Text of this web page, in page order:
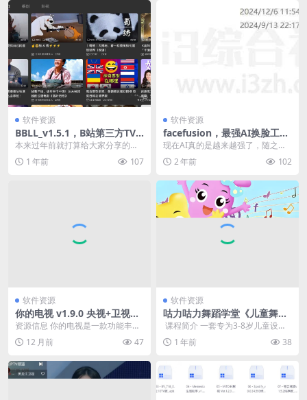
软件资源
BBLL_v1.5.1，B站第三方TV
版，最高可达8K画质
本来过年前就打算给大家分享的，
不过突然吃了他家的几张黄牌，于
是趣哥也就放弃了。自...
1 年前 107
软件资源
facefusion，最强AI换脸工
具，一张图随意变身！
现在AI真的是越来越强了，随之而
来的是各种AI工具层出不穷，AI换li
an就是其...
2 年前 102
软件资源
你的电视 v1.9.0 央视+卫视
+港台+体育+少儿+地方+网页
直播
资源信息 你的电视是一款功能丰富
的直播软件，让您可以在手机上观
看央视、卫视、港台...
12 月前 47
软件资源
咕力咕力舞蹈学堂《儿童舞蹈
课程合集》
​ 课程简介 一套专为3-8岁儿童设计
的系统性舞蹈启蒙课程，通过全身
运动和基本舞...
1 年前 38